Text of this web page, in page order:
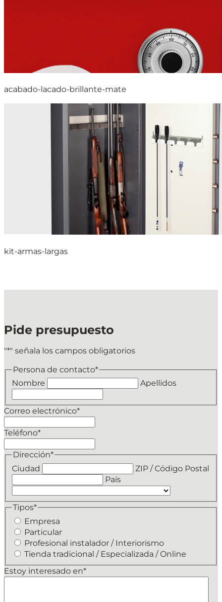
acabado-lacado-brillante-mate
kit-armas-largas
Pide presupuesto
"*" señala los campos obligatorios
Persona de contacto*
Nombre
Apellidos
Correo electrónico*
Teléfono*
Dirección*
Ciudad
ZIP / Código Postal
País
Tipos*
Empresa
Particular
Profesional instalador / Interiorismo
Tienda tradicional / Especializada / Online
Estoy interesado en*